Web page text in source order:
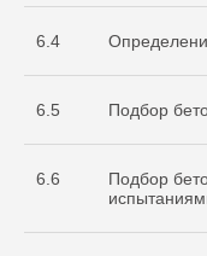
6.4
6.5 Подбор
6.6
Подбор
Остались